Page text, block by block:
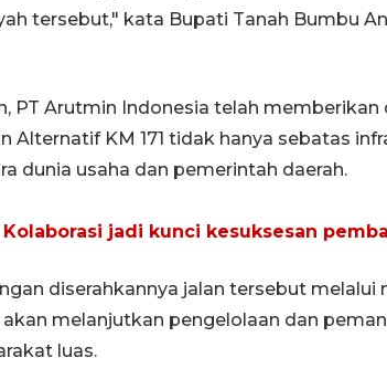
tersebut," kata Bupati Tanah Bumbu
PT Arutmin Indonesia telah memberikan
Alternatif KM 171 tidak hanya sebatas
dunia usaha dan pemerintah daerah.
jadi kunci kesuksesan
diserahkannya jalan tersebut melalui
melanjutkan pengelolaan dan
luas.